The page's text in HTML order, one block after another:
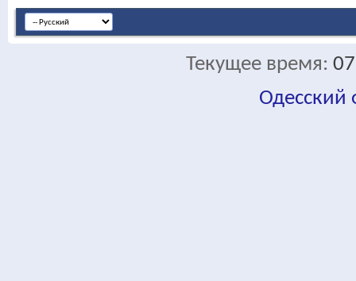
Текущее время:
Одесский